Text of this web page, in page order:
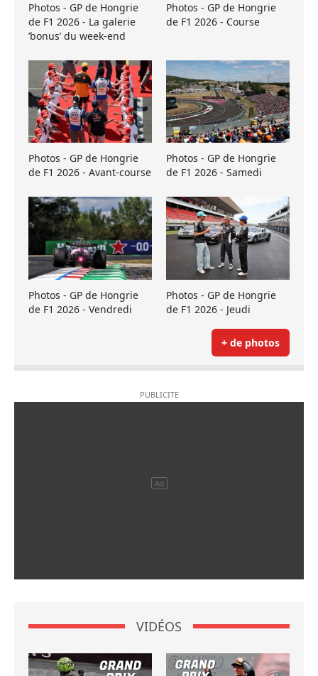
Photos - GP de Hongrie
de F1 2026 - La galerie
’bonus’ du week-end
Photos - GP de Hongrie
de F1 2026 - Course
Photos - GP de Hongrie
de F1 2026 - Avant-course
Photos - GP de Hongrie
de F1 2026 - Samedi
Photos - GP de Hongrie
de F1 2026 - Vendredi
Photos - GP de Hongrie
de F1 2026 - Jeudi
+ de photos
VIDÉOS